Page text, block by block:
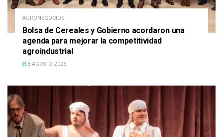
AGRONEGOCIOS
Bolsa de Cereales y Gobierno acordaron una
agenda para mejorar la competitividad
agroindustrial
8 AGOSTO, 2026